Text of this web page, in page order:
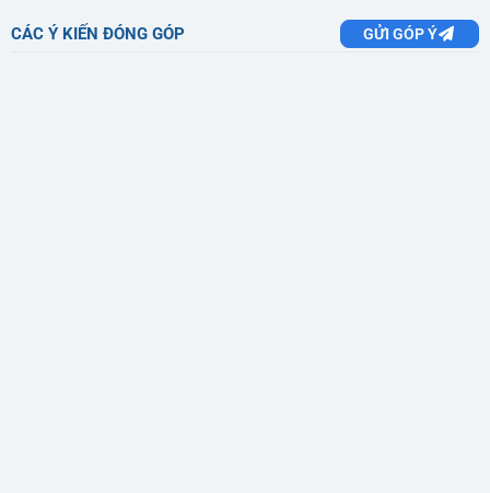
CÁC Ý KIẾN ĐÓNG GÓP GỬI GÓP Ý